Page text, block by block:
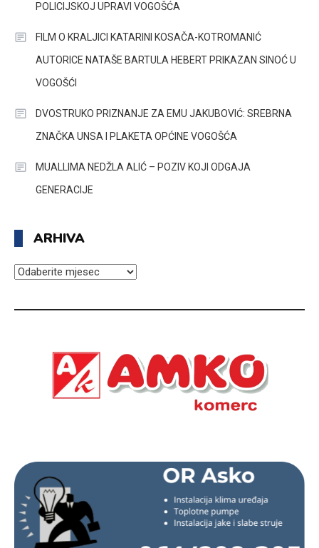
POLICIJSKOJ UPRAVI VOGOŠĆA
FILM O KRALJICI KATARINI KOSAČA-KOTROMANIĆ
AUTORICE NATAŠE BARTULA HEBERT PRIKAZAN SINOĆ U
VOGOŠĆI
DVOSTRUKO PRIZNANJE ZA EMU JAKUBOVIĆ: SREBRNA
ZNAČKA UNSA I PLAKETA OPĆINE VOGOŠĆA
MUALLIMA NEDŽLA ALIĆ – POZIV KOJI ODGAJA
GENERACIJE
ARHIVA
ARHIVA